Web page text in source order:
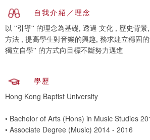
尖沙咀、馬鞍山、牛頭
自我介紹／理念
以 ''引導'' 的理念為基礎, 透過 文化 , 歷史背
方法 , 提高學生對音樂的興趣, 務求建立穩固
獨立自學'' 的方式向目標不斷努力邁進
學歷
Hong Kong Baptist University
• Bachelor of Arts (Hons) in Music Studies
• Associate Degree (Music) 2014 - 2016